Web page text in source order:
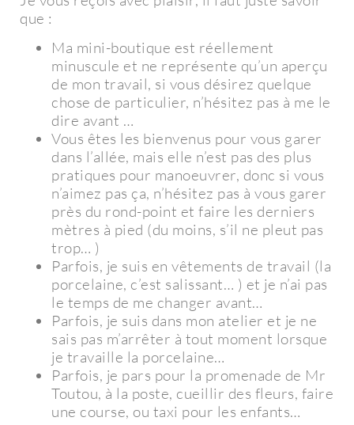
que :
Ma mini-boutique est réellement
minuscule et ne représente qu’un aperçu
de mon travail, si vous désirez quelque
chose de particulier, n’hésitez pas à me le
dire avant …
Vous êtes les bienvenus pour vous garer
dans l’allée, mais elle n’est pas des plus
pratiques pour manoeuvrer, donc si vous
n’aimez pas ça, n’hésitez pas à vous garer
près du rond-point et faire les derniers
mètres à pied (du moins, s’il ne pleut pas
trop… )
Parfois, je suis en vêtements de travail (la
porcelaine, c’est salissant… ) et je n’ai pas
le temps de me changer avant…
Parfois, je suis dans mon atelier et je ne
sais pas m’arrêter à tout moment lorsque
je travaille la porcelaine…
Parfois, je pars pour la promenade de Mr
Toutou, à la poste, cueillir des fleurs, faire
une course, ou taxi pour les enfants…